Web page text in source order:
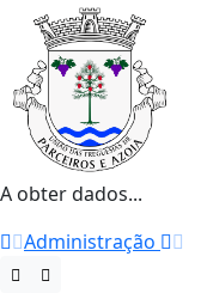
A obter dados...
Administração